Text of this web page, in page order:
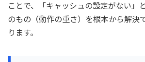
ことで、「キャッシュの設定がない」
のもの（動作の重さ）を根本から解決
ります。